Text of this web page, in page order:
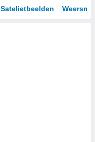
Satelietbeelden